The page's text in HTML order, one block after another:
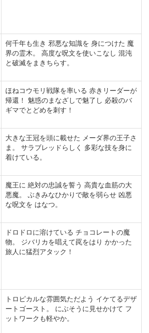
何千年も生き 邪悪な知識を 身につけた 魔
界の霊木。 高度な呪文を使いこなし 混沌
と破滅をまきちらす。
ほねコウモリ戦隊を率いる 赤きリーダーが
帰還！ 魅惑のまなざしで魅了し 必殺のバ
ギマでとどめを刺す！
大きな王冠を頭に載せた メーダ界の王子さ
ま。 サラブレッドらしく 多彩な技を身に
着けている。
魔王に 絶対の忠誠を誓う 高貴な血筋の大
悪魔。 ぶきみなひかりで敵を弱らせ 凶悪
な呪文を はなつ。
ドロドロに溶けている チョコレートの魔
物。 ジバリカを唱えて罠をはり かかった
旅人に猛烈アタック！
トロピカルな雰囲気ただよう イケてるデザ
ートゴースト。 にぶそうに見せかけて フ
ットワークも軽やか。